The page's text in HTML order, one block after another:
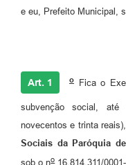
e eu, Prefeito Municipal,
Art. 1 o Fica o
subvenção social,
novecentos e trinta
Sociais da Paróquia
sob o no16.814.311/